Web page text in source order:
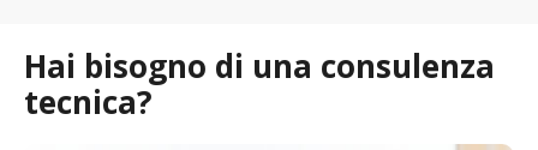
Hai bisogno di una consulenza
tecnica?